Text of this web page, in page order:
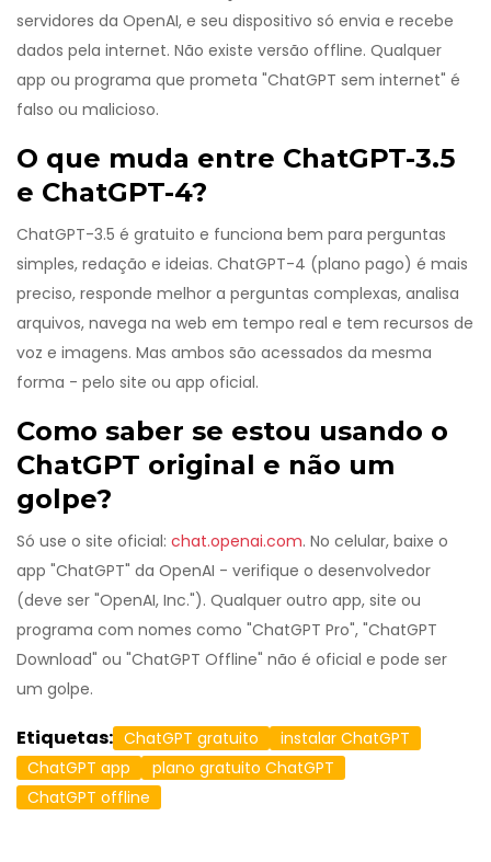
servidores da OpenAI, e seu dispositivo só envia e recebe
dados pela internet. Não existe versão offline. Qualquer
app ou programa que prometa "ChatGPT sem internet" é
falso ou malicioso.
O que muda entre ChatGPT-3.5
e ChatGPT-4?
ChatGPT-3.5 é gratuito e funciona bem para perguntas
simples, redação e ideias. ChatGPT-4 (plano pago) é mais
preciso, responde melhor a perguntas complexas, analisa
arquivos, navega na web em tempo real e tem recursos de
voz e imagens. Mas ambos são acessados da mesma
forma - pelo site ou app oficial.
Como saber se estou usando o
ChatGPT original e não um
golpe?
Só use o site oficial: chat.openai.com. No celular, baixe o
app "ChatGPT" da OpenAI - verifique o desenvolvedor
(deve ser "OpenAI, Inc."). Qualquer outro app, site ou
programa com nomes como "ChatGPT Pro", "ChatGPT
Download" ou "ChatGPT Offline" não é oficial e pode ser
um golpe.
Etiquetas: ChatGPT gratuito
instalar ChatGPT
ChatGPT app
plano gratuito ChatGPT
ChatGPT offline